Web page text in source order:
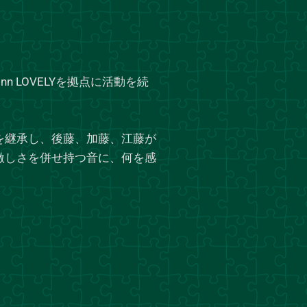
LOVELYを拠点に活動を続
承し、後藤、加藤、江藤が
さを併せ持つ音に、何を感